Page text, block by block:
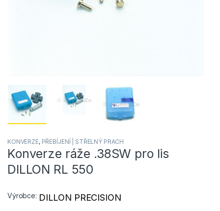
KONVERZE, PŘEBÍJENÍ | STŘELNÝ PRACH
Konverze ráže .38SW pro lis
DILLON RL 550
Výrobce: DILLON PRECISION